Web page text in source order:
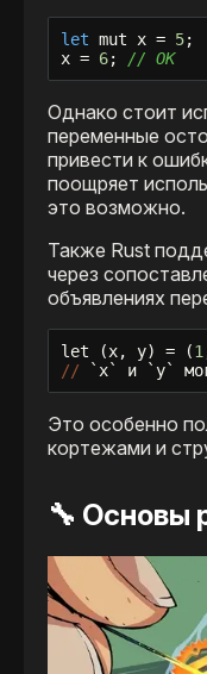
let mut x = 5;
x = 6; // ОК
Однако стоит
переменные
привести к
поощряет
это возможно.
Также Rust
через
объявлениях
let (x, y) = (1
// ` x` и `y`
Это особенно
кортежами и
🔧 Основы